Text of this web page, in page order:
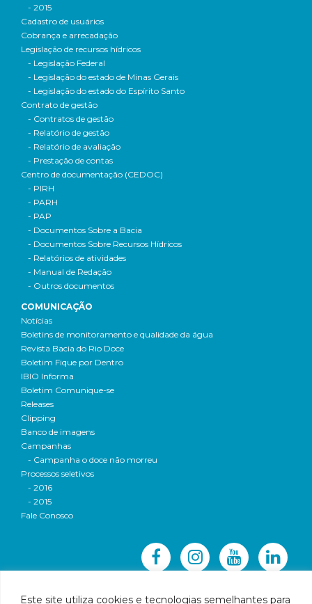
Este site utiliza cookies e tecnologias semelhantes para
- 2015
Cadastro de usuários
Cobrança e arrecadação
Legislação de recursos hídricos
- Legislação Federal
- Legislação do estado de Minas Gerais
- Legislação do estado do Espírito Santo
Contrato de gestão
- Contratos de gestão
- Relatório de gestão
- Relatório de avaliação
- Prestação de contas
Centro de documentação (CEDOC)
- PIRH
- PARH
- PAP
- Documentos Sobre a Bacia
- Documentos Sobre Recursos Hídricos
- Relatórios de atividades
- Manual de Redação
- Outros documentos
COMUNICAÇÃO
Notícias
Boletins de monitoramento e qualidade da água
Revista Bacia do Rio Doce
Boletim Fique por Dentro
IBIO Informa
Boletim Comunique-se
Releases
Clipping
Banco de imagens
Campanhas
- Campanha o doce não morreu
Processos seletivos
- 2016
- 2015
Fale Conosco